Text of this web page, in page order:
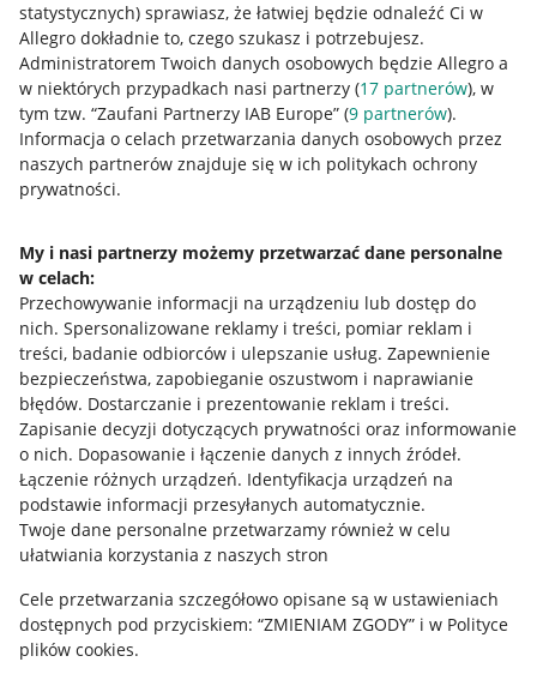
statystycznych) sprawiasz, że łatwiej będzie odnaleźć Ci w
Allegro dokładnie to, czego szukasz i potrzebujesz.
Administratorem Twoich danych osobowych będzie Allegro a
w niektórych przypadkach nasi partnerzy (17 partnerów), w
tym tzw. “Zaufani Partnerzy IAB Europe” (9 partnerów).
Informacja o celach przetwarzania danych osobowych przez
naszych partnerów znajduje się w ich politykach ochrony
prywatności.
My i nasi partnerzy możemy przetwarzać dane personalne
w celach:
Przechowywanie informacji na urządzeniu lub dostęp do
nich. Spersonalizowane reklamy i treści, pomiar reklam i
treści, badanie odbiorców i ulepszanie usług. Zapewnienie
bezpieczeństwa, zapobieganie oszustwom i naprawianie
błędów. Dostarczanie i prezentowanie reklam i treści.
Zapisanie decyzji dotyczących prywatności oraz informowanie
o nich. Dopasowanie i łączenie danych z innych źródeł.
Łączenie różnych urządzeń. Identyfikacja urządzeń na
podstawie informacji przesyłanych automatycznie.
Twoje dane personalne przetwarzamy również w celu
ułatwiania korzystania z naszych stron
Cele przetwarzania szczegółowo opisane są w ustawieniach
dostępnych pod przyciskiem: “ZMIENIAM ZGODY” i w Polityce
plików cookies.
Przydatne informacje
Jak to działa
Allegro Gadane dla sprzedających
Allegro Gadane dla kupujących
Mapa miejscowości
Informacje prawne
Regulamin
Polityka plików "cookies"
Ustawienia plików "cookies"
Udostępnianie lokalizacji
Informacje dla Aktu o Usługach Cyfrowych